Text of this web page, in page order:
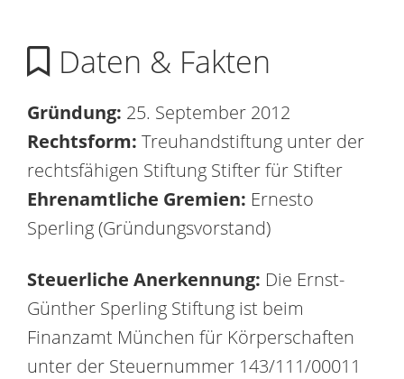
Daten & Fakten
Gründung: 25. September 2012
Rechtsform: Treuhandstiftung unter der
rechtsfähigen Stiftung Stifter für Stifter
Ehrenamtliche Gremien: Ernesto
Sperling (Gründungsvorstand)
Steuerliche Anerkennung: Die Ernst-
Günther Sperling Stiftung ist beim
Finanzamt München für Körperschaften
unter der Steuernummer 143/111/00011